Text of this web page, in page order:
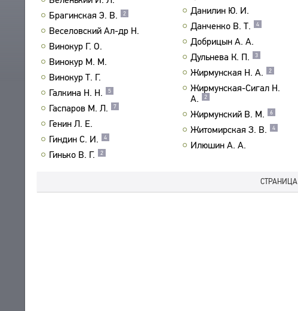
Брагинская Э. В.
2
Веселовский Ал-др Н.
Винокур Г. О.
Винокур М. М.
Винокур Т. Г.
Галкина Н. Н.
5
Гаспаров М. Л. 7
Генин Л. Е.
Гиндин С. И.
4
Гинько В. Г. 2
Данилин Ю. И.
Данченко В. Т.
4
Добрицын А. А.
Дульнева К. П.
3
Жирмунская Н. А. 2
Жирмунская-Сигал Н.
А.
2
Жирмунский В. М. 6
Житомирская З. В. 4
Илюшин А. А.
СТРАНИЦА
КОЛИЧЕСТВО ПЕРЕВОДОВ
БИБЛИОГРАФИЧЕСКИЕ ПУБЛИКАЦИИ
СОСТАВИТЕЛИ
ПРОИЗВЕДЕНИЯ
ИЗДАНИЯ
СЛОВНИК
ВСЕ БИОСПРАВКИ
ПОЭТЫ
ТЕЗАУРУС
СТРУКТУРА
УКАЗАТЕЛЬ ТЕРМИНОВ
ПОИСК
КРАТКО О ПРОЕКТЕ